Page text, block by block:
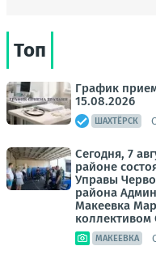
Топ
График
15.08.2026
ШАХТЁРСК
Сегодня, 7
районе
Управы
района
Макеевка
коллективом
МАКЕЕВКА